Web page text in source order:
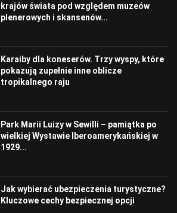
krajów świata pod względem muzeów
plenerowych i skansenów...
Karaiby dla koneserów. Trzy wyspy, które
pokazują zupełnie inne oblicze
tropikalnego raju
Park Marii Luizy w Sewilli – pamiątka po
wielkiej Wystawie Iberoamerykańskiej w
1929...
Jak wybierać ubezpieczenia turystyczne?
Kluczowe cechy bezpiecznej opcji